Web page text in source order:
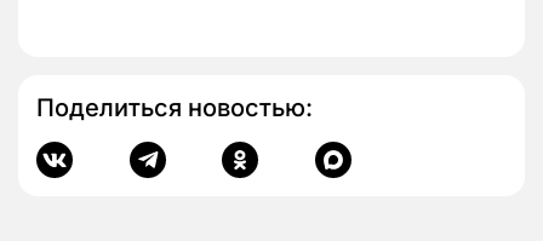
Поделиться новостью: